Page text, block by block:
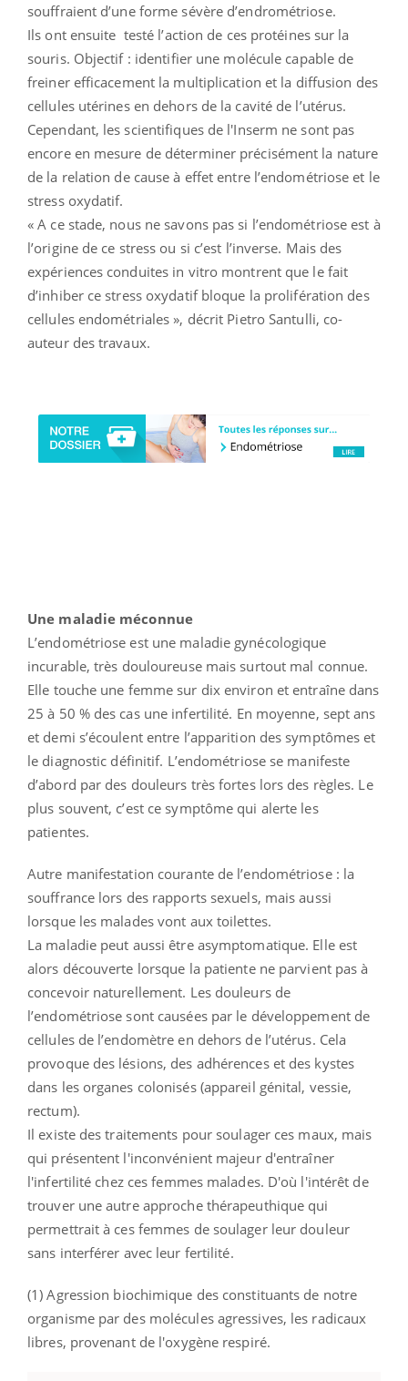
souffraient d’une forme sévère d’endrométriose.
Ils ont ensuite testé l’action de ces protéines sur la
souris. Objectif : identifier une molécule capable de
freiner efficacement la multiplication et la diffusion des
cellules utérines en dehors de la cavité de l’utérus.
Cependant, les scientifiques de l'Inserm ne sont pas
encore en mesure de déterminer précisément la nature
de la relation de cause à effet entre l’endométriose et le
stress oxydatif.
« A ce stade, nous ne savons pas si l’endométriose est à
l’origine de ce stress ou si c’est l’inverse. Mais des
expériences conduites in vitro montrent que le fait
d’inhiber ce stress oxydatif bloque la prolifération des
cellules endométriales », décrit Pietro Santulli, co-
auteur des travaux.
Une maladie méconnue
L’endométriose est une maladie gynécologique
incurable, très douloureuse mais surtout mal connue.
Elle touche une femme sur dix environ et entraîne dans
25 à 50 % des cas une infertilité. En moyenne, sept ans
et demi s’écoulent entre l’apparition des symptômes et
le diagnostic définitif. L’endométriose se manifeste
d’abord par des douleurs très fortes lors des règles. Le
plus souvent, c’est ce symptôme qui alerte les
patientes.
Autre manifestation courante de l’endométriose : la
souffrance lors des rapports sexuels, mais aussi
lorsque les malades vont aux toilettes.
La maladie peut aussi être asymptomatique. Elle est
alors découverte lorsque la patiente ne parvient pas à
concevoir naturellement. Les douleurs de
l’endométriose sont causées par le développement de
cellules de l’endomètre en dehors de l’utérus. Cela
provoque des lésions, des adhérences et des kystes
dans les organes colonisés (appareil génital, vessie,
rectum).
Il existe des traitements pour soulager ces maux, mais
qui présentent l'inconvénient majeur d'entraîner
l'infertilité chez ces femmes malades. D'où l'intérêt de
trouver une autre approche thérapeuthique qui
permettrait à ces femmes de soulager leur douleur
sans interférer avec leur fertilité.
(1) Agression biochimique des constituants de notre
organisme par des molécules agressives, les radicaux
libres, provenant de l'oxygène respiré.